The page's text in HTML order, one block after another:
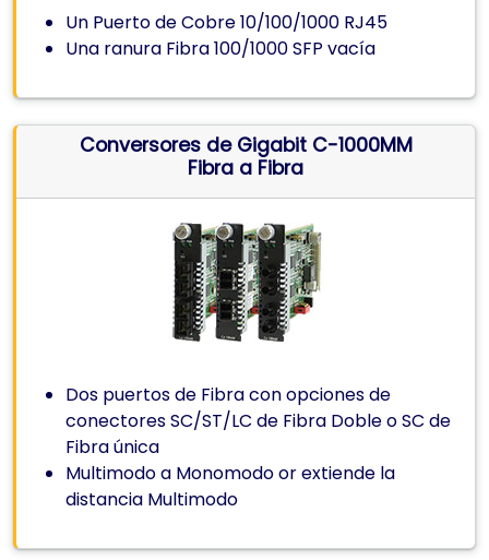
Un Puerto de Cobre 10/100/1000 RJ45
Una ranura Fibra 100/1000 SFP vacía
Conversores de Gigabit C-1000MM
Fibra a Fibra
Dos puertos de Fibra con opciones de
conectores SC/ST/LC de Fibra Doble o SC de
Fibra única
Multimodo a Monomodo or extiende la
distancia Multimodo